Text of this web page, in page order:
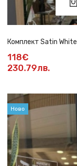
Комплект Satin White
118€
230.79лв.
Ново